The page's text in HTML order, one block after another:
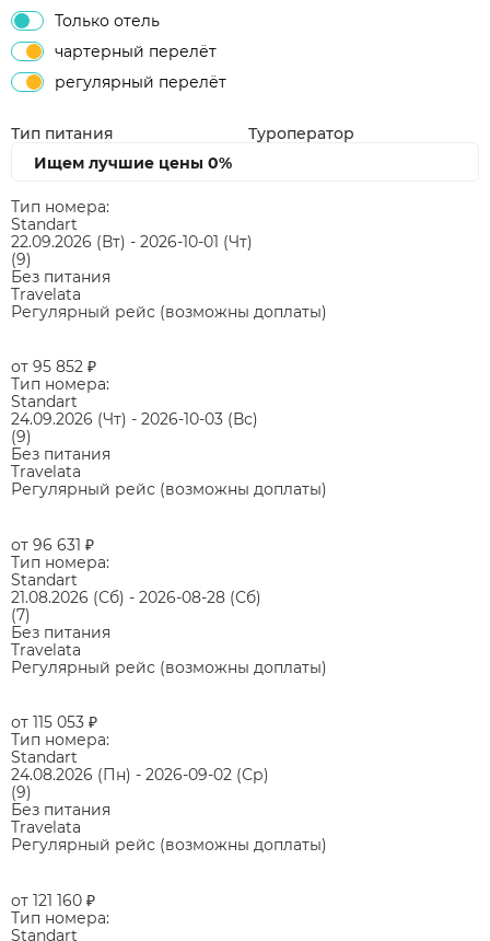
Только отель
чартерный перелёт
регулярный перелёт
Тип питания
Туроператор
Ищем лучшие цены 0%
Тип номера:
Standart
22.09.2026 (Вт) - 2026-10-01 (Чт)
(9)
Без питания
Travelata
Регулярный рейс (возможны доплаты)
от 95 852 ₽
Тип номера:
Standart
24.09.2026 (Чт) - 2026-10-03 (Вс)
(9)
Без питания
Travelata
Регулярный рейс (возможны доплаты)
от 96 631 ₽
Тип номера:
Standart
21.08.2026 (Сб) - 2026-08-28 (Сб)
(7)
Без питания
Travelata
Регулярный рейс (возможны доплаты)
от 115 053 ₽
Тип номера:
Standart
24.08.2026 (Пн) - 2026-09-02 (Ср)
(9)
Без питания
Travelata
Регулярный рейс (возможны доплаты)
от 121 160 ₽
Тип номера:
Standart